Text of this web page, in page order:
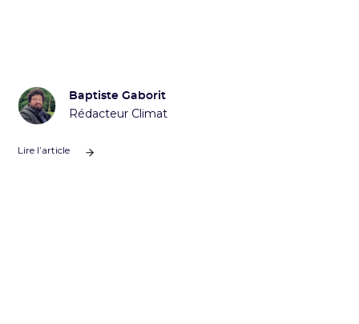
Baptiste Gaborit
Rédacteur Climat
Lire l’article